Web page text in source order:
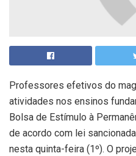
Professores efetivos do
atividades nos ensinos
Bolsa de Estímulo à
de acordo com lei
nesta quinta-feira (1º). O